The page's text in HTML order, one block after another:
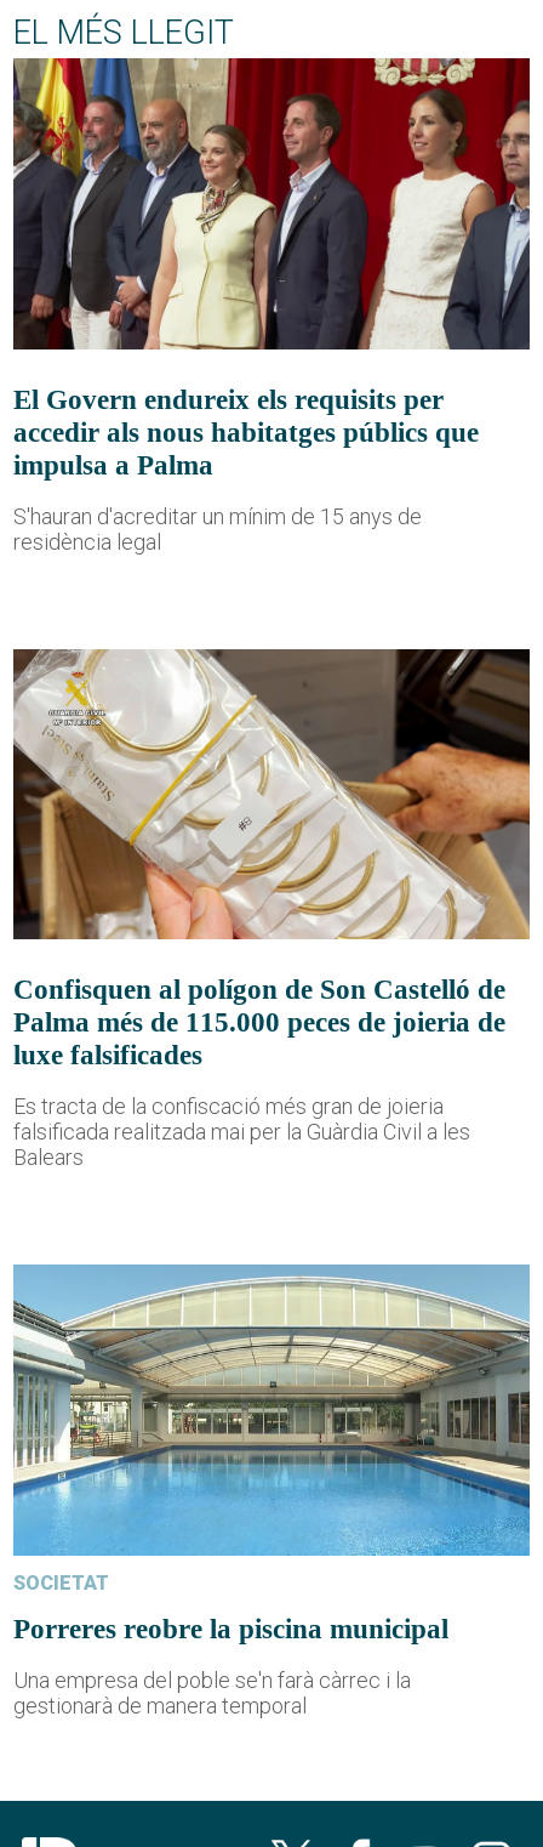
EL MÉS LLEGIT
El Govern endureix els requisits per
accedir als nous habitatges públics que
impulsa a Palma
S'hauran d'acreditar un mínim de 15 anys de
residència legal
Confisquen al polígon de Son Castelló de
Palma més de 115.000 peces de joieria de
luxe falsificades
Es tracta de la confiscació més gran de joieria
falsificada realitzada mai per la Guàrdia Civil a les
Balears
SOCIETAT
Porreres reobre la piscina municipal
Una empresa del poble se'n farà càrrec i la
gestionarà de manera temporal